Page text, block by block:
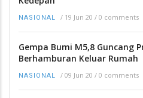
NASIONAL / 19 Jun 20 / 0 comments
Gempa Bumi M5,8 Guncang
Berhamburan Keluar Rumah
NASIONAL / 09 Jun 20 / 0 comments